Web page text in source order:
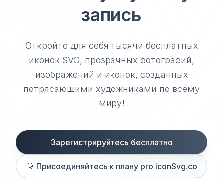
запись
Откройте для себя тысячи бесплатных
иконок SVG, прозрачных фотографий,
изображений и иконок, созданных
потрясающими художниками по всему
миру!
Зарегистрируйтесь бесплатно
🎊 Присоединяйтесь к плану pro iconSvg.co